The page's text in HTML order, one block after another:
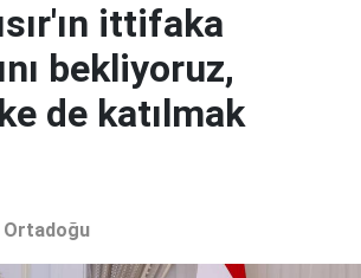
ittifaka
bekliyoruz,
de katılmak
Ortadoğu